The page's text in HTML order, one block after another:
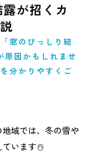
が招くカ
窓のびっしり結
因かもしれませ
分かりやすくご
域では、冬の雪や
ています☃️